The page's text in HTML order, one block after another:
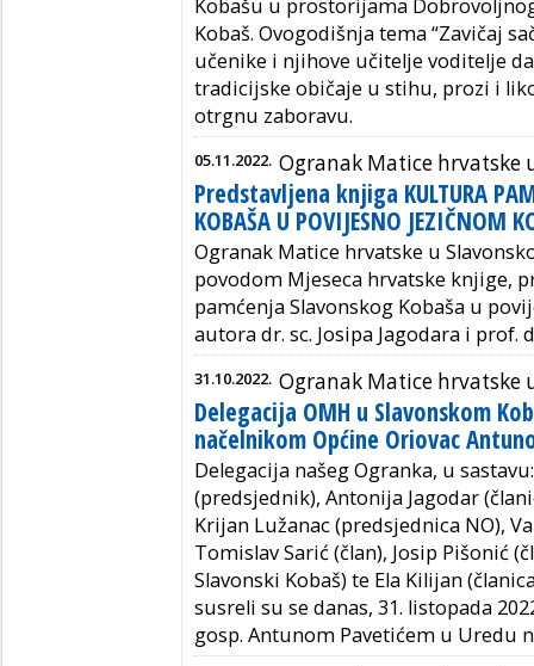
Kobašu u prostorijama
Kobaš. Ovogodišnja tema “Zavičaj
učenike i njihove učitelje voditelje
tradicijske običaje u stihu, prozi i
otrgnu zaboravu.
05.11.2022. Ogranak Matice hrvatske
Predstavljena knjiga KULTURA
KOBAŠA U POVIJESNO JEZIČNOM
Ogranak Matice hrvatske u
povodom Mjeseca hrvatske knjige,
pamćenja Slavonskog Kobaša u
autora dr. sc. Josipa Jagodara i prof.
31.10.2022. Ogranak Matice hrvatske
Delegacija OMH u Slavonskom
načelnikom Općine Oriovac
Delegacija našeg Ogranka, u
(predsjednik), Antonija Jagodar
Krijan Lužanac (predsjednica NO),
Tomislav Sarić (član), Josip Pišonić
Slavonski Kobaš) te Ela Kilijan
susreli su se danas, 31. listopada
gosp. Antunom Pavetićem u Uredu